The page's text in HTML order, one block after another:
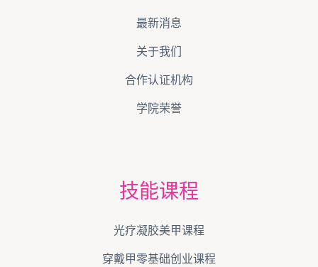
最新消息
关于我们
合作认证机构
学院荣誉
技能课程
光疗凝胶美甲课程
穿戴甲零基础创业课程